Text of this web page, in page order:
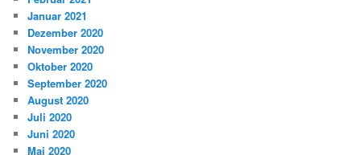
Januar 2021
Dezember 2020
November 2020
Oktober 2020
September 2020
August 2020
Juli 2020
Juni 2020
Mai 2020